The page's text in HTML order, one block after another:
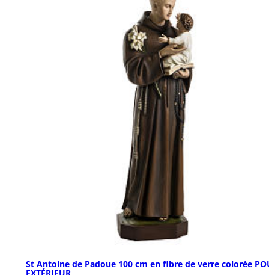
St Antoine de Padoue 100 cm en fibre de verre colorée